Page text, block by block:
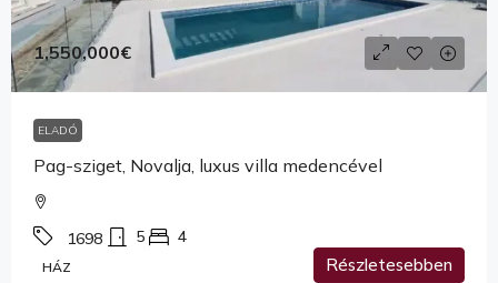
1,550,000€
ELADÓ
Pag-sziget, Novalja, luxus villa medencével
1698 5 4
HÁZ Részletesebben